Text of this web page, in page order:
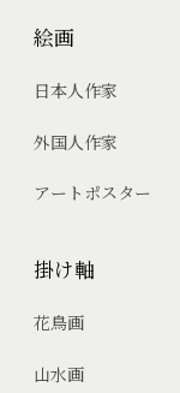
絵画
日本人作家
外国人作家
アートポスター
掛け軸
花鳥画
山水画